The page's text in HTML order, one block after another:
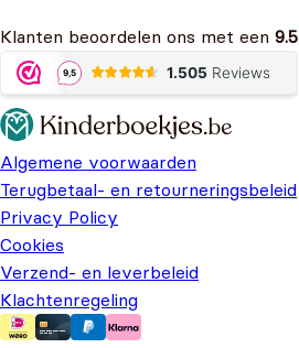
Klanten beoordelen ons met een 9.5
Algemene voorwaarden
Terugbetaal- en retourneringsbeleid
Privacy Policy
Cookies
Verzend- en leverbeleid
Klachtenregeling